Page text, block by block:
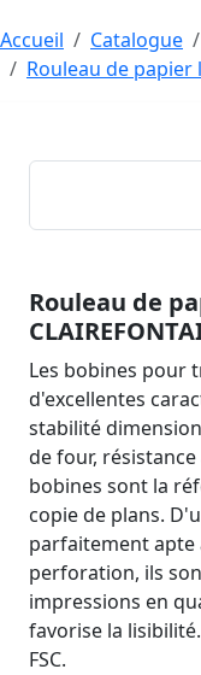
Accueil Catalogue
Rouleau de papier
Rouleau de
Les bobines pour
d'excellentes
stabilité
de four,
bobines sont la
copie de plans.
parfaitement apte
perforation, ils
impressions en
favorise la
FSC.